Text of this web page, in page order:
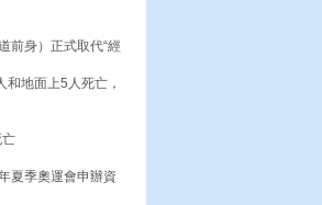
前身）正式取代“經
地面上5人死亡，
夏季奧運會申辦資